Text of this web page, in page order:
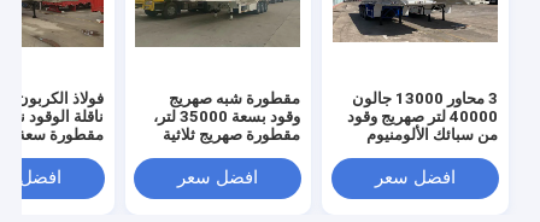
3 محاور 13000 جالون
40000 لتر صهريج وقود
من سبائك الألومنيوم
افضل سعر
مقطورة شبه صهريج
وقود بسعة 35000 لتر،
مقطورة صهريج ثلاثية
افضل سعر
ناقلة الوقود
مقطورة سعة
افضل